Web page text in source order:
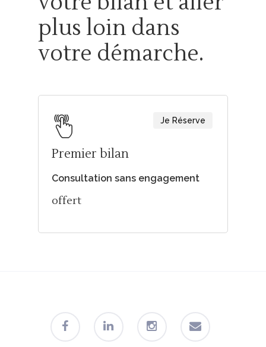
plus loin dans
votre démarche.
Premier bilan
Consultation sans engagement
offert
Je Réserve